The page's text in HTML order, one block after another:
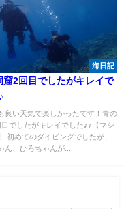
海日記
窟2回目でしたがキレイで
良い天気で楽しかったです！青の
でしたがキレイでした♪♪【マシ
初めてのダイビングでしたが、
ん、ひろちゃんが...